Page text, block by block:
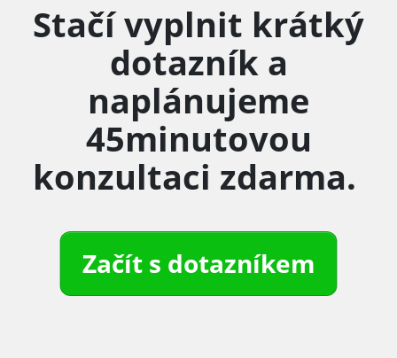
Stačí vyplnit krátký
dotazník a
naplánujeme
45minutovou
konzultaci zdarma.
Začít s dotazníkem